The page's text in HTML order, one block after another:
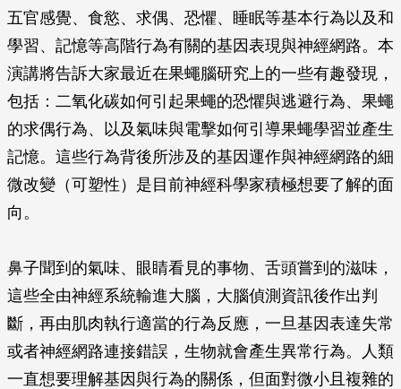
五官感覺、食慾、求偶、恐懼、睡眠等基本行為以及和
學習、記憶等高階行為有關的基因表現與神經網路。本
演講將告訴大家最近在果蠅腦研究上的一些有趣發現，
包括：二氧化碳如何引起果蠅的恐懼與逃避行為、果蠅
的求偶行為、以及氣味與電擊如何引導果蠅學習並產生
記憶。這些行為背後所涉及的基因運作與神經網路的細
微改變（可塑性）是目前神經科學家積極想要了解的面
向。
鼻子聞到的氣味、眼睛看見的事物、舌頭嘗到的滋味，
這些全由神經系統輸進大腦，大腦偵測資訊後作出判
斷，再由肌肉執行適當的行為反應，一旦基因表達失常
或者神經網路連接錯誤，生物就會產生異常行為。人類
一直想要理解基因與行為的關係，但面對微小且複雜的